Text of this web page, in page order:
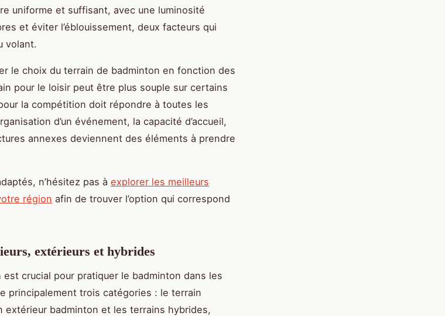
uniforme et suffisant, avec une luminosité
et éviter l’éblouissement, deux facteurs qui
volant.
le choix du terrain de badminton en fonction des
pour le loisir peut être plus souple sur certains
la compétition doit répondre à toutes les
d’un événement, la capacité d’accueil,
annexes deviennent des éléments à prendre
n’hésitez pas à explorer les meilleurs
région afin de trouver l’option qui correspond
extérieurs et hybrides
crucial pour pratiquer le badminton dans les
principalement trois catégories : le terrain
extérieur badminton et les terrains hybrides,